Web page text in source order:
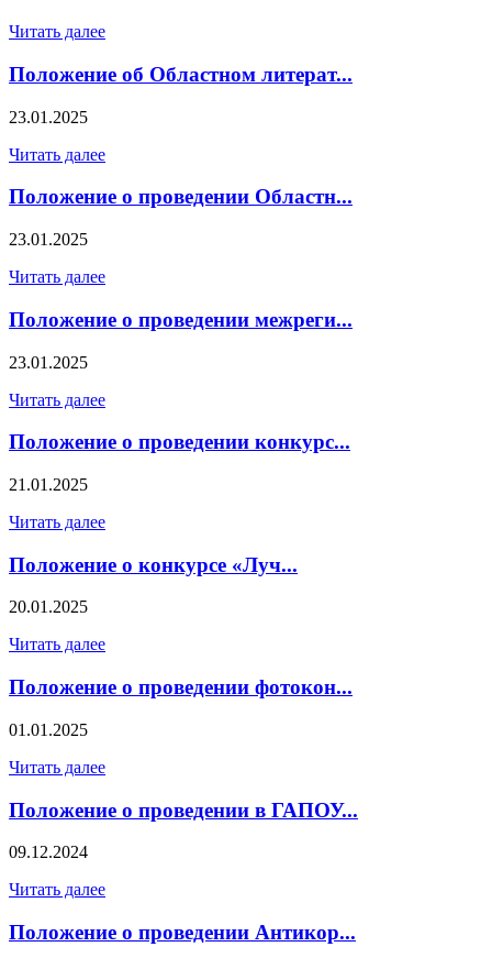
Читать далее
Положение об Областном литерат...
23.01.2025
Читать далее
Положение о проведении Областн...
23.01.2025
Читать далее
Положение о проведении межреги...
23.01.2025
Читать далее
Положение о проведении конкурс...
21.01.2025
Читать далее
Положение о конкурсе «Луч...
20.01.2025
Читать далее
Положение о проведении фотокон...
01.01.2025
Читать далее
Положение о проведении в ГАПОУ...
09.12.2024
Читать далее
Положение о проведении Антикор...